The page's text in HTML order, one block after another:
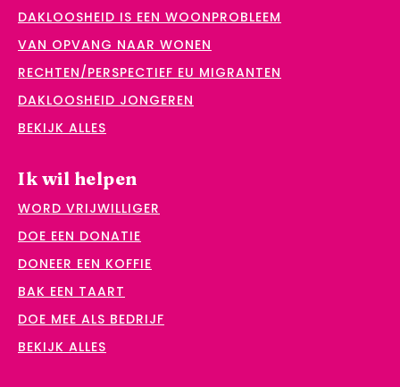
DAKLOOSHEID IS EEN WOONPROBLEEM
VAN OPVANG NAAR WONEN
RECHTEN/PERSPECTIEF EU MIGRANTEN
DAKLOOSHEID JONGEREN
BEKIJK ALLES
Ik wil helpen
WORD VRIJWILLIGER
DOE EEN DONATIE
DONEER EEN KOFFIE
BAK EEN TAART
DOE MEE ALS BEDRIJF
BEKIJK ALLES